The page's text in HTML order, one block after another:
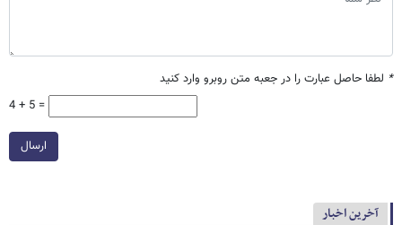
* لطفا حاصل عبارت را در جعبه متن روبرو وارد کنید
4 + 5 =
ارسال
آخرین اخبار